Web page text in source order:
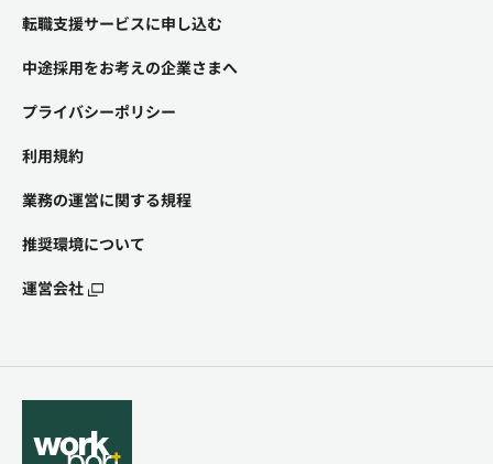
転職支援サービスに申し込む
中途採用をお考えの企業さまへ
プライバシーポリシー
利用規約
業務の運営に関する規程
推奨環境について
運営会社